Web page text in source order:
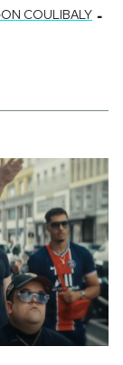
COULIBALY -